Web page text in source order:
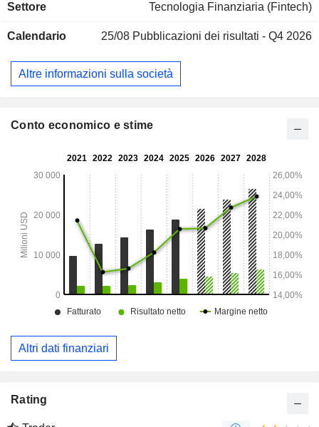
personale (25,9%): marchio TurboTax; - software per la
Karma); - software di gestione fiscale professionale (3,3%;
Tax Online per commercialisti professionisti.
Settore Tecnologia Finanziaria (Fintech)
Calendario 25/08 Pubblicazioni dei risultati - Q4 2026
Altre informazioni sulla società
Conto economico e stime
Altri dati finanziari
Rating